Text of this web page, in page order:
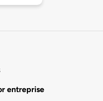
entreprise